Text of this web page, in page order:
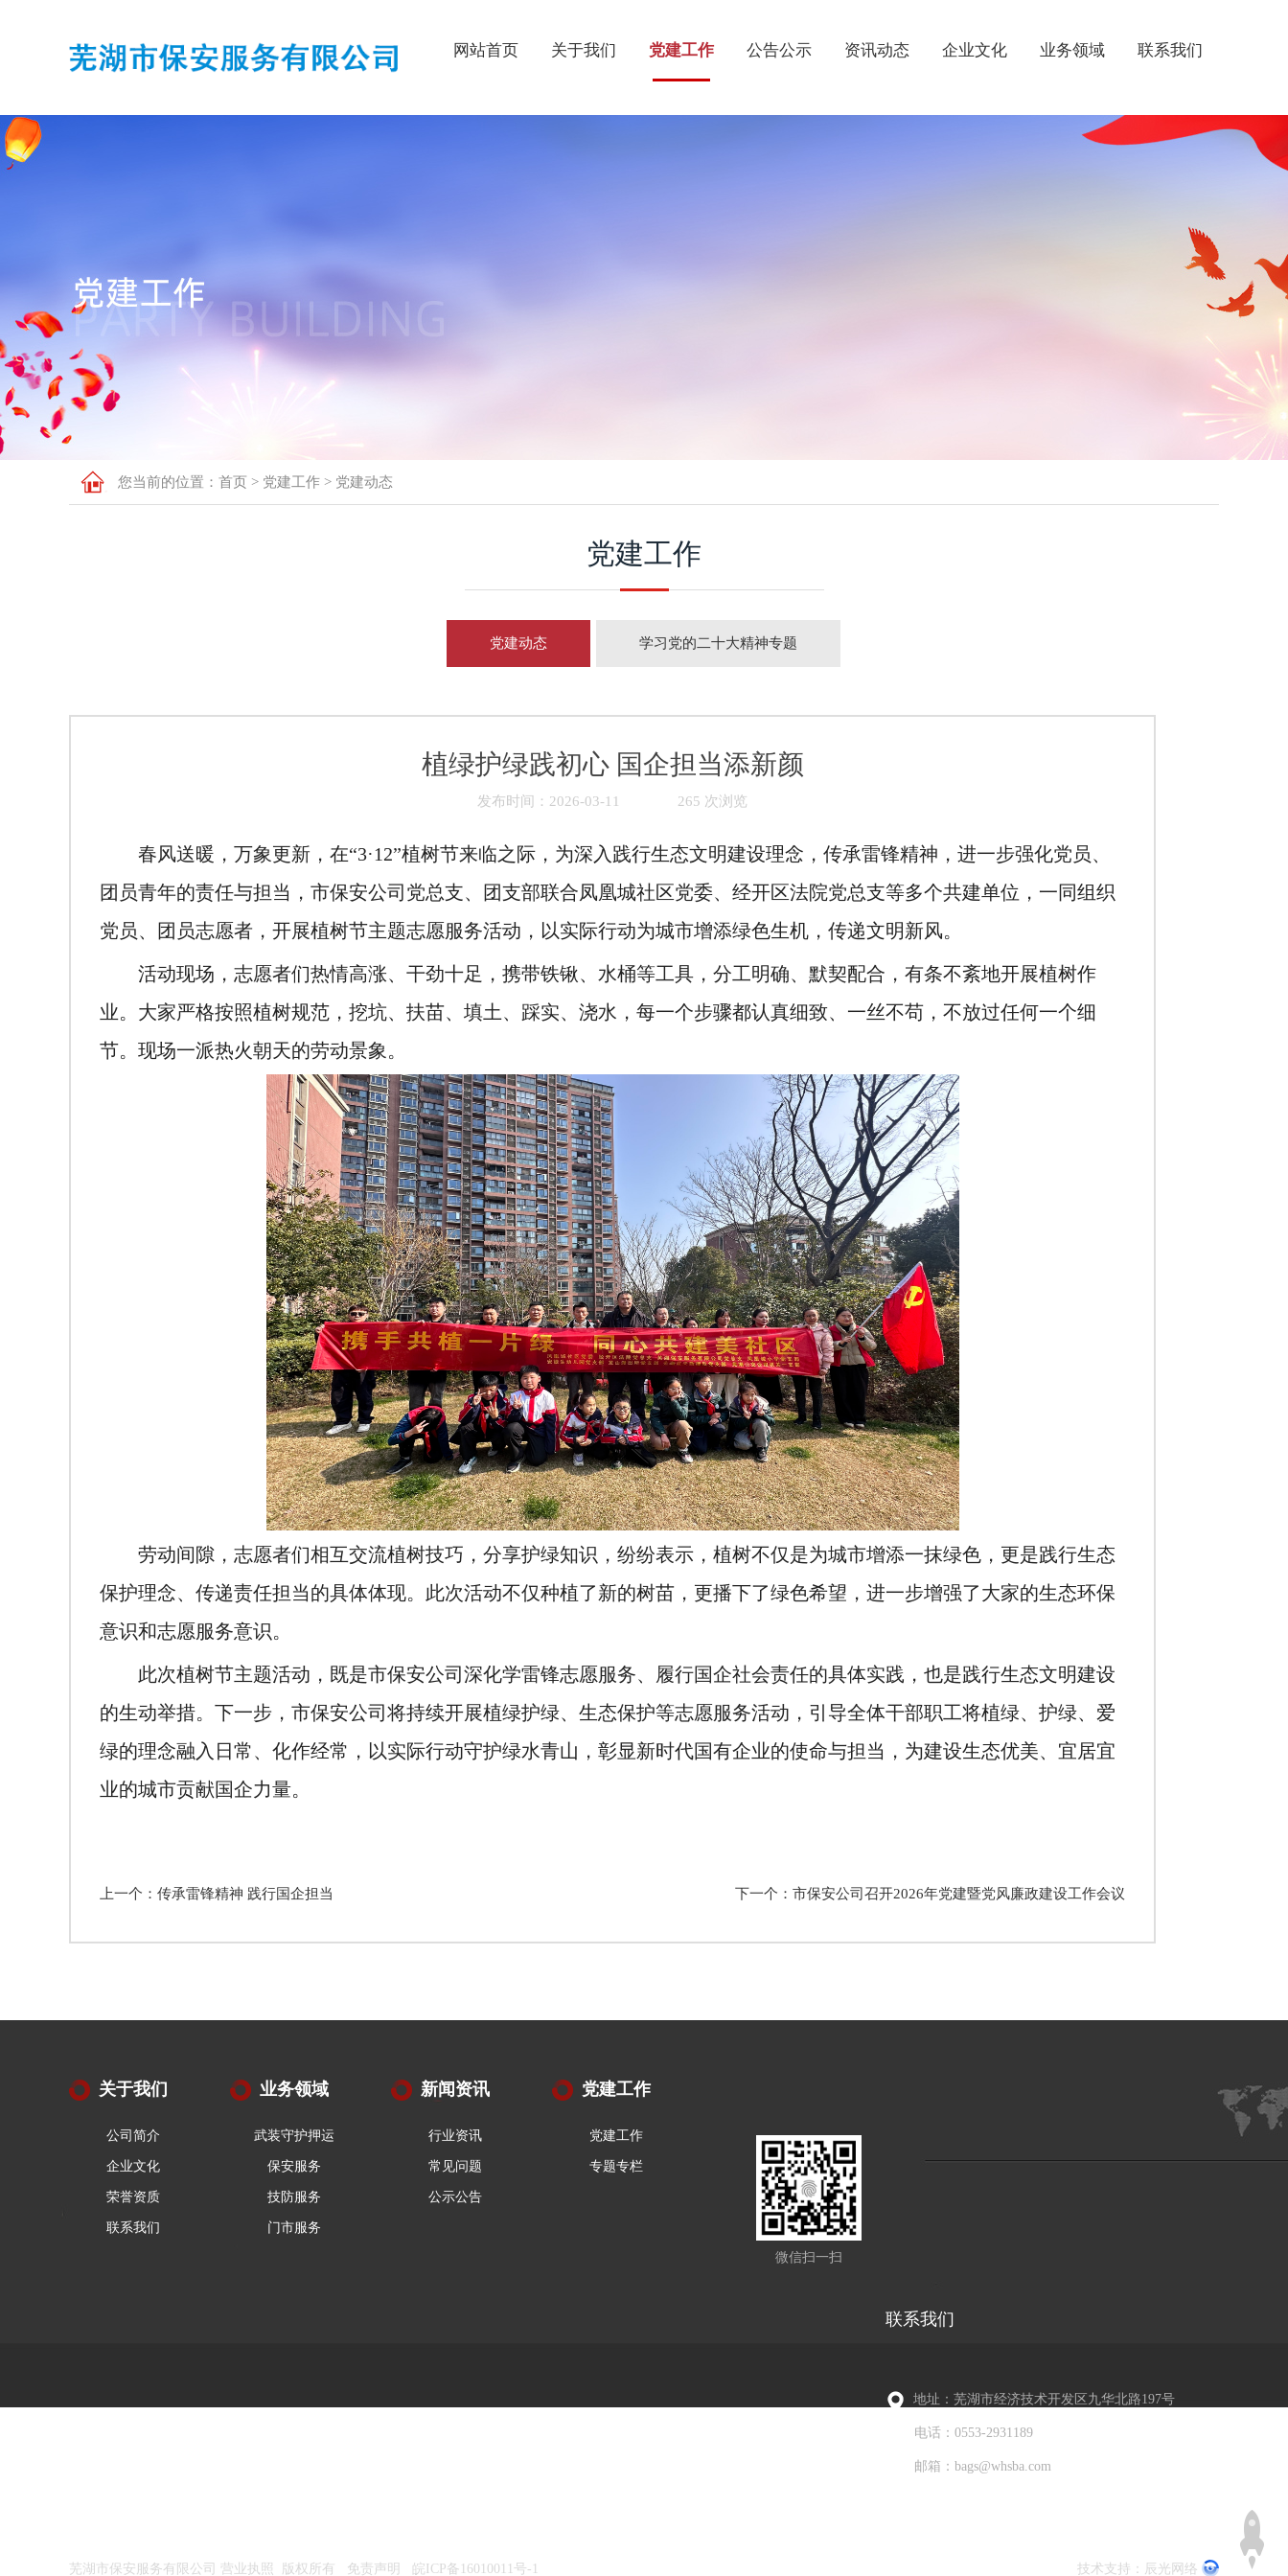
网站首页 关于我们 党建工作 公告公示 资讯动态 企业文化 业务领域 联系我们
您当前的位置：​​​​ 首页 > 党建工作 > 党建动态
党建工作
党建动态 学习党的二十大精神专题
植绿护绿践初心 国企担当添新颜
发布时间：2026-03-11 265 次浏览
春风送暖，万象更新，在“3·12”植树节来临之际，为深入践行生态文明建设理念，传承雷锋精神，进一步强化党员、
团员青年的责任与担当，市保安公司党总支、团支部联合凤凰城社区党委、经开区法院党总支等多个共建单位，一同组织
党员、团员志愿者，开展植树节主题志愿服务活动，以实际行动为城市增添绿色生机，传递文明新风。
活动现场，志愿者们热情高涨、干劲十足，携带铁锹、水桶等工具，分工明确、默契配合，有条不紊地开展植树作
业。大家严格按照植树规范，挖坑、扶苗、填土、踩实、浇水，每一个步骤都认真细致、一丝不苟，不放过任何一个细
节。现场一派热火朝天的劳动景象。
劳动间隙，志愿者们相互交流植树技巧，分享护绿知识，纷纷表示，植树不仅是为城市增添一抹绿色，更是践行生态
保护理念、传递责任担当的具体体现。此次活动不仅种植了新的树苗，更播下了绿色希望，进一步增强了大家的生态环保
意识和志愿服务意识。
此次植树节主题活动，既是市保安公司深化学雷锋志愿服务、履行国企社会责任的具体实践，也是践行生态文明建设
的生动举措。下一步，市保安公司将持续开展植绿护绿、生态保护等志愿服务活动，引导全体干部职工将植绿、护绿、爱
绿的理念融入日常、化作经常，以实际行动守护绿水青山，彰显新时代国有企业的使命与担当，为建设生态优美、宜居宜
业的城市贡献国企力量。
上一个：传承雷锋精神 践行国企担当 下一个：市保安公司召开2026年党建暨党风廉政建设工作会议
关于我们
公司简介
企业文化
荣誉资质
联系我们
业务领域
武装守护押运
保安服务
技防服务
门市服务
新闻资讯
行业资讯
常见问题
公示公告
党建工作
党建工作
专题专栏
微信扫一扫
联系我们
地址：芜湖市经济技术开发区九华北路197号
电话：0553-2931189
邮箱：bags@whsba.com
芜湖市保安服务有限公司 营业执照 版权所有 免责声明 皖ICP备16010011号-1 技术支持： 辰光网络